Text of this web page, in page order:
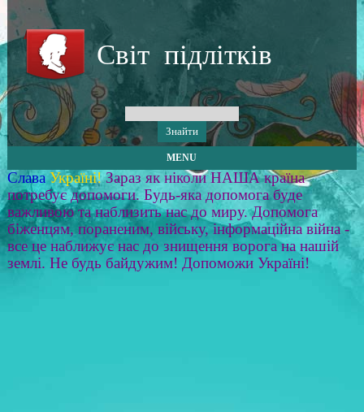
Світ підлітків
MENU
Слава Україні! Зараз як ніколи НАША країна
потребує допомоги. Будь-яка допомога буде
важливою та наблизить нас до миру. Допомога
біженцям, пораненим, війську, інформаційна війна -
все це наближує нас до знищення ворога на нашій
землі. Не будь байдужим! Допоможи Україні!